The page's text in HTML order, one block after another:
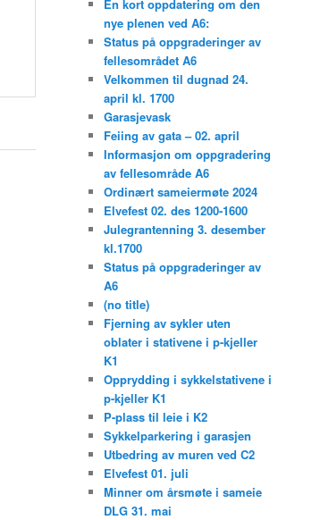
En kort oppdatering om den
nye plenen ved A6:
Status på oppgraderinger av
fellesområdet A6
Velkommen til dugnad 24.
april kl. 1700
Garasjevask
Feiing av gata – 02. april
Informasjon om oppgradering
av fellesområde A6
Ordinært sameiermøte 2024
Elvefest 02. des 1200-1600
Julegrantenning 3. desember
kl.1700
Status på oppgraderinger av
A6
(no title)
Fjerning av sykler uten
oblater i stativene i p-kjeller
K1
Opprydding i sykkelstativene i
p-kjeller K1
P-plass til leie i K2
Sykkelparkering i garasjen
Utbedring av muren ved C2
Elvefest 01. juli
Minner om årsmøte i sameie
DLG 31. mai